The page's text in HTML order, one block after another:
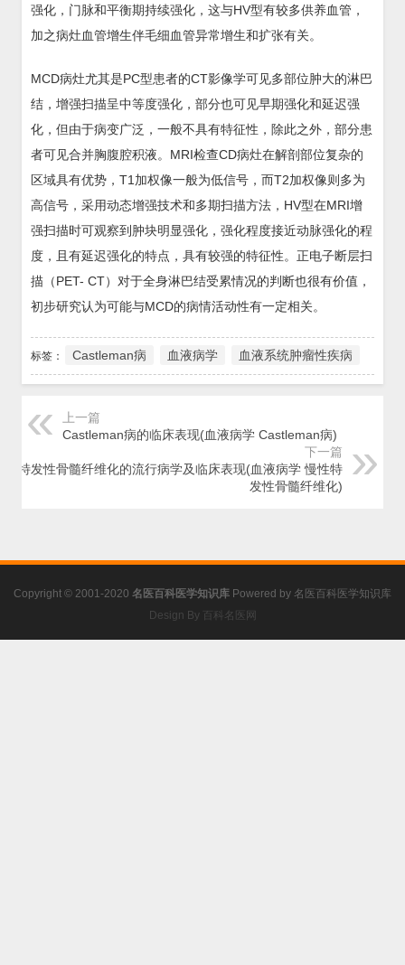
强化，门脉和平衡期持续强化，这与HV型有较多供养血管，
加之病灶血管增生伴毛细血管异常增生和扩张有关。
MCD病灶尤其是PC型患者的CT影像学可见多部位肿大的淋巴
结，增强扫描呈中等度强化，部分也可见早期强化和延迟强
化，但由于病变广泛，一般不具有特征性，除此之外，部分患
者可见合并胸腹腔积液。MRI检查CD病灶在解剖部位复杂的
区域具有优势，T1加权像一般为低信号，而T2加权像则多为
高信号，采用动态增强技术和多期扫描方法，HV型在MRI增
强扫描时可观察到肿块明显强化，强化程度接近动脉强化的程
度，且有延迟强化的特点，具有较强的特征性。正电子断层扫
描（PET- CT）对于全身淋巴结受累情况的判断也很有价值，
初步研究认为可能与MCD的病情活动性有一定相关。
标签： Castleman病 血液病学 血液系统肿瘤性疾病
上一篇
Castleman病的临床表现(血液病学 Castleman病)
下一篇
性特发性骨髓纤维化的流行病学及临床表现(血液病学 慢性特
发性骨髓纤维化)
Copyright © 2001-2020 名医百科医学知识库 Powered by 名医百科医学知识库
Design By 百科名医网